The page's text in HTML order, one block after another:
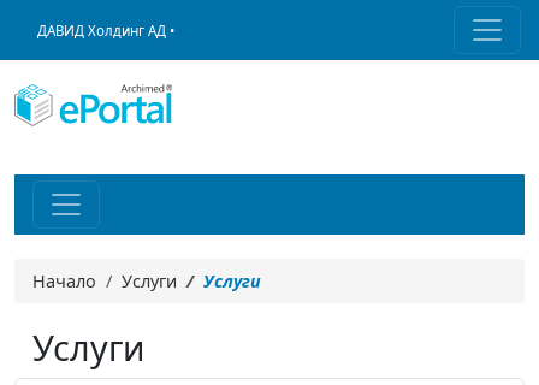
ДАВИД Холдинг АД •
Начало Услуги Услуги
Услуги